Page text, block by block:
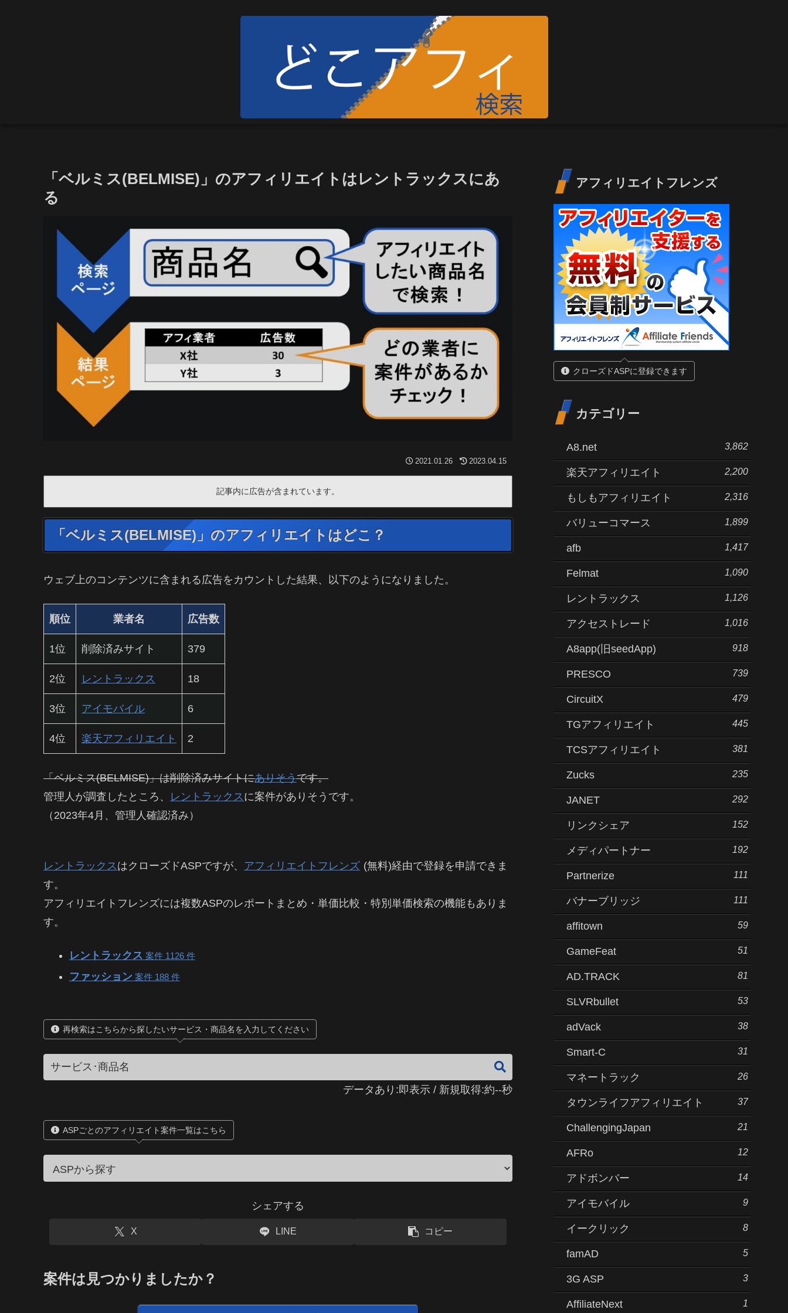
「ベルミス(BELMISE)」のアフィリエイトはレントラックスにあ
る
2021.01.26 2023.04.15
記事内に広告が含まれています。
「ベルミス(BELMISE)」のアフィリエイトはどこ？
ウェブ上のコンテンツに含まれる広告をカウントした結果、以下のようになりました。
順位 業者名 広告数
1位 削除済みサイト 379
2位 レントラックス 18
3位 アイモバイル 6
4位 楽天アフィリエイト 2
「ベルミス(BELMISE)」は削除済みサイトにありそうです。
管理人が調査したところ、 レントラックス に案件がありそうです。
（2023年4月、管理人確認済み）
レントラックス はクローズドASPですが、 アフィリエイトフレンズ (無料)経由で登録を申請できま
す。
アフィリエイトフレンズには複数ASPのレポートまとめ・単価比較・特別単価検索の機能もありま
す。
レントラックス 案件 1126 件
ファッション案件 188 件
再検索はこちらから探したいサービス・商品名を入力してください
データあり:即表示 / 新規取得:約--秒
ASPごとのアフィリエイト案件一覧はこちら
シェアする
X LINE コピー
案件は見つかりましたか？
アフィリエイトフレンズ
クローズドASPに登録できます
カテゴリー
A8.net 3,862
楽天アフィリエイト 2,200
もしもアフィリエイト 2,316
バリューコマース 1,899
afb 1,417
Felmat 1,090
レントラックス 1,126
アクセストレード 1,016
A8app(旧seedApp) 918
PRESCO 739
CircuitX 479
TGアフィリエイト 445
TCSアフィリエイト 381
Zucks 235
JANET 292
リンクシェア 152
メディパートナー 192
Partnerize 111
バナーブリッジ 111
affitown 59
GameFeat 51
AD.TRACK 81
SLVRbullet 53
adVack 38
Smart-C 31
マネートラック 26
タウンライフアフィリエイト 37
ChallengingJapan 21
AFRo 12
アドボンバー 14
アイモバイル 9
イークリック 8
famAD 5
3G ASP 3
AffiliateNext 1